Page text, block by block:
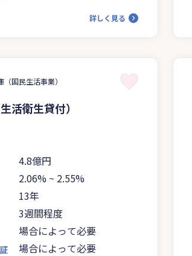
詳しく見る
国民生活事業）
活衛生貸付）
4.8億円
2.06% ~ 2.55%
13年
3週間程度
場合によって必要
場合によって必要